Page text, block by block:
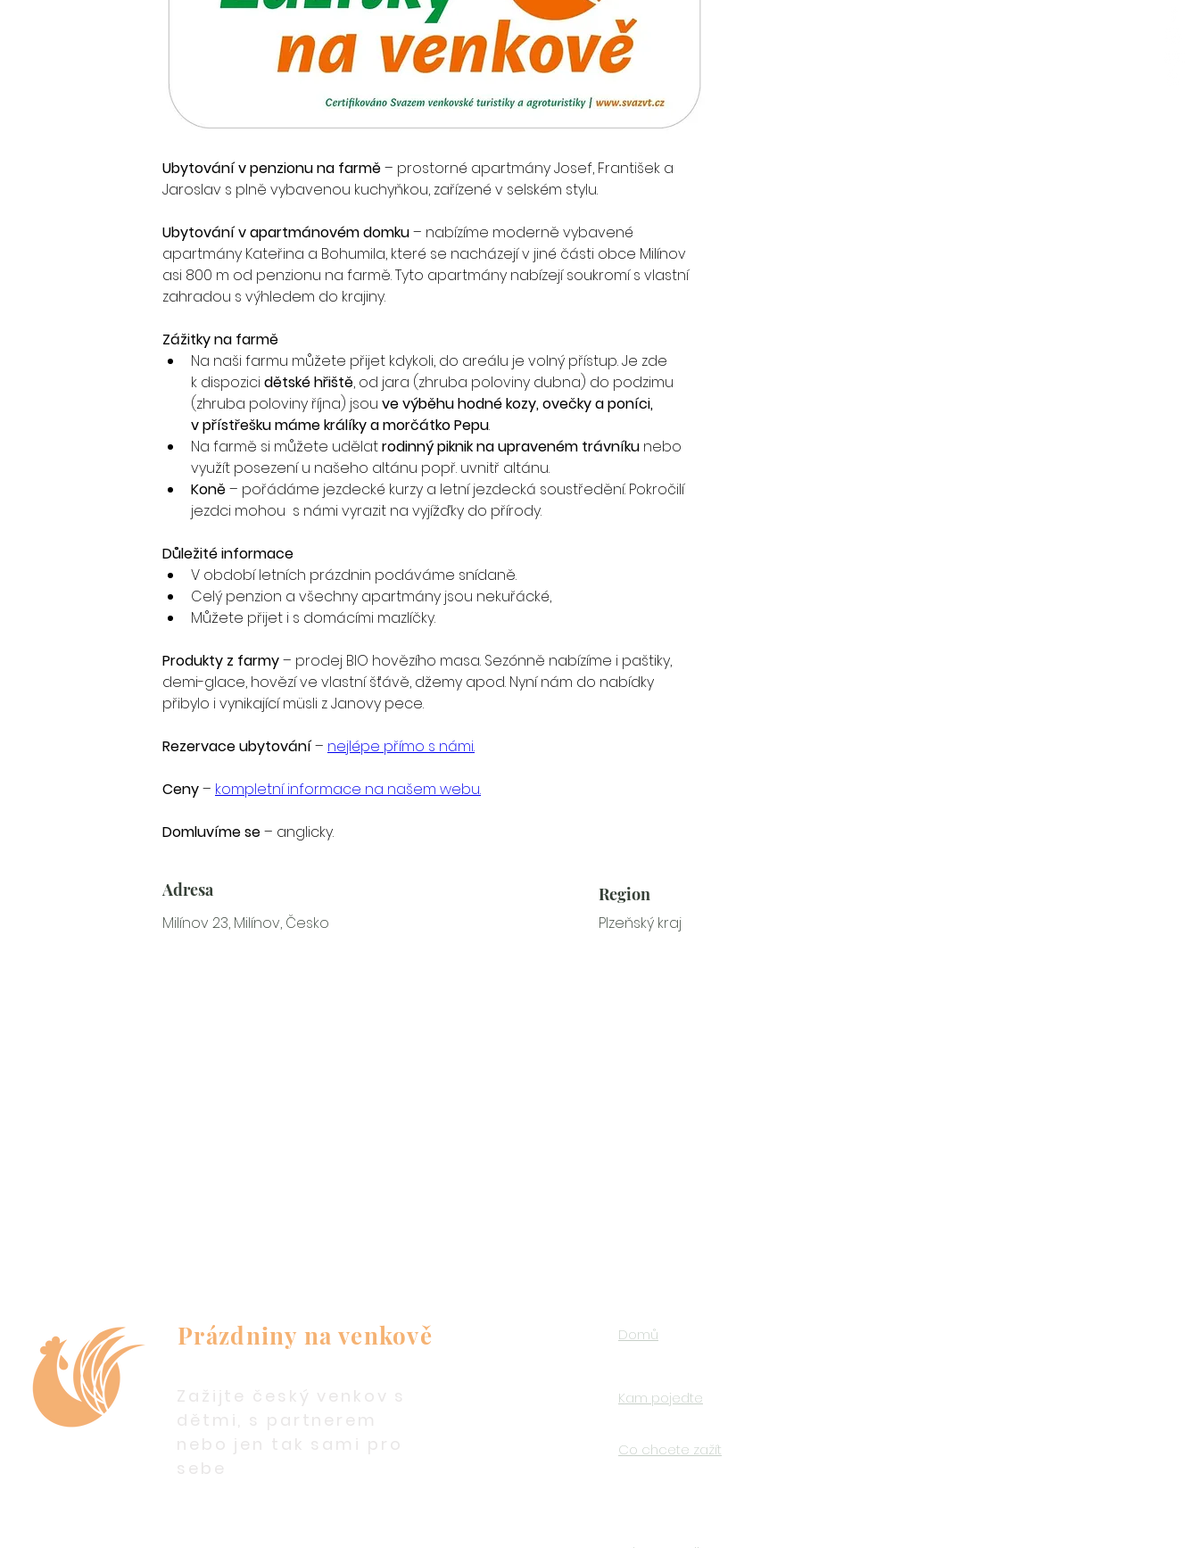
Ubytování v penzionu na farmě – prostorné apartmány Josef, František a
Jaroslav s plně vybavenou kuchyňkou, zařízené v selském stylu.
Ubytování v apartmánovém domku – nabízíme moderně vybavené
apartmány Kateřina a Bohumila, které se nacházejí v jiné části obce Milínov
asi 800 m od penzionu na farmě. Tyto apartmány nabízejí soukromí s vlastní
zahradou s výhledem do krajiny.
Zážitky na farmě
Na naši farmu můžete přijet kdykoli, do areálu je volný přístup. Je zde
k dispozici dětské hřiště, od jara (zhruba poloviny dubna) do podzimu
(zhruba poloviny října) jsou ve výběhu hodné kozy, ovečky a poníci,
v přístřešku máme králíky a morčátko Pepu.
Na farmě si můžete udělat rodinný piknik na upraveném trávníku nebo
využít posezení u našeho altánu popř. uvnitř altánu.
Koně – pořádáme jezdecké kurzy a letní jezdecká soustředění. Pokročilí
jezdci mohou  s námi vyrazit na vyjížďky do přírody.
Důležité informace
V období letních prázdnin podáváme snídaně.
Celý penzion a všechny apartmány jsou nekuřácké,
Můžete přijet i s domácími mazlíčky.
Produkty z farmy – prodej BIO hovězího masa. Sezónně nabízíme i paštiky,
demi-glace, hovězí ve vlastní šťávě, džemy apod. Nyní nám do nabídky
přibylo i vynikající müsli z Janovy pece.
Rezervace ubytování – nejlépe přímo s námi.
Ceny – kompletní informace na našem webu.
Domluvíme se – anglicky.
Adresa
Milínov 23, Milínov, Česko
Region
Plzeňský kraj
Prázdniny na venkově Domů
Zažijte český venkov s
dětmi, s partnerem
nebo jen tak sami pro
sebe
Kam pojedte
Co chcete zažít